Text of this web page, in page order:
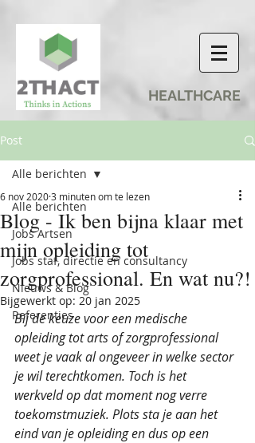
HEALTHCARE
Post
Alle berichten
Jobs Artsen
Jobs staf, directie en consultancy
Nieuws & Blog
Referenties
Alle berichten
Blog - Ik ben bijna klaar met
mijn opleiding tot
zorgprofessional. En wat nu?!
6 nov 20203 minuten om te lezen
Bijgewerkt op: 20 jan 2025
Bij de keuze voor een medische
opleiding tot arts of zorgprofessional
weet je vaak al ongeveer in welke sector
je wil terechtkomen. Toch is het
werkveld op dat moment nog verre
toekomstmuziek. Plots sta je aan het
eind van je opleiding en dus op een